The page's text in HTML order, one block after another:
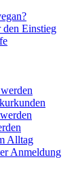
den Einstieg
Alltag
Anmeldung